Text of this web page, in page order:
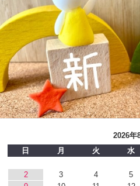
2026年
日
月 火 水
2
3 4 5